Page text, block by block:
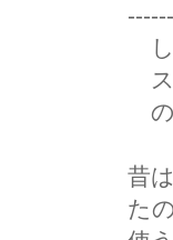
し
ス
の
昔
た